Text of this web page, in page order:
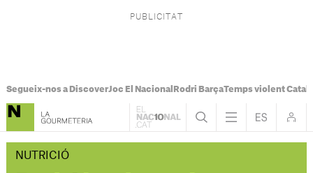
Segueix-nos a DiscoverJoc El Nacional Rodri BarçaTemps violent
NUTRICIÓ